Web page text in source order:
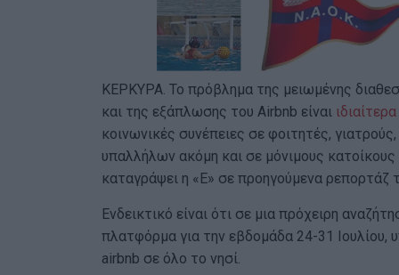
ΚΕΡΚΥΡΑ. Το πρόβλημα της μειωμένης
και της εξάπλωσης του Airbnb είναι
κοινωνικές συνέπειες σε φοιτητές,
υπαλλήλων ακόμη και σε μόνιμους
καταγράψει η «Ε» σε προηγούμενα ρεπορτάζ
Ενδεικτικό είναι ότι σε μια πρόχειρη
πλατφόρμα για την εβδομάδα 24-31 Ιουλίου,
airbnb σε όλο το νησί.